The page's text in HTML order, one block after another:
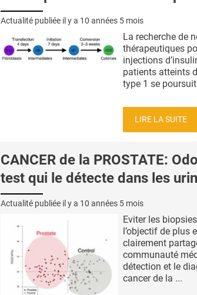
Actualité publiée il y a 10 années 5 mois
La recherche de
thérapeutiques
injections
patients atteints
type 1 se
LIRE LA SUITE
CANCER de la PROSTATE:
test qui le détecte dans les
Actualité publiée il y a 10 années 5 mois
Eviter les
l’objectif de plus
clairement
communauté
détection et le
cancer de la ...